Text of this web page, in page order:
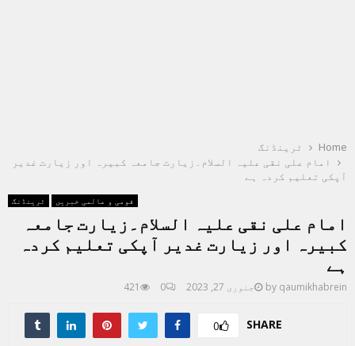
Home
ٹرینڈنگ
امام علی نقی علیہ السلام۔زیارت جامعہ کبیرہ اور زیارت غدیر
آپکی تعلیم کردہ ہے
ٹرینڈنگ قومی و عالمی خبریں
امام علی نقی علیہ السلام۔زیارت جامعہ
کبیرہ اور زیارت غدیر آپکی تعلیم کردہ
ہے
by qaumikhabrein جنوری 27, 2023 0
421
SHARE
0